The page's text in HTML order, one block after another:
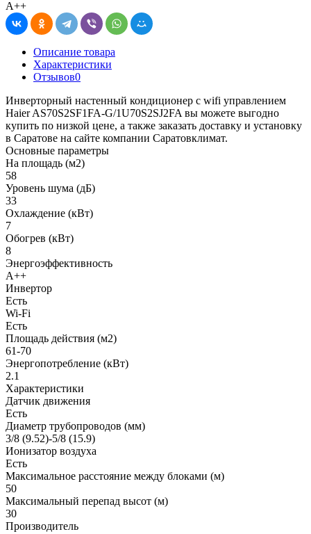
A++
Описание товара
Характеристики
Отзывов0
Инверторный настенный кондиционер с wifi управлением
Haier AS70S2SF1FA-G/1U70S2SJ2FA вы можете выгодно
купить по низкой цене, а также заказать доставку и установку
в Саратове на сайте компании Саратовклимат.
Основные параметры
На площадь (м2)
58
Уровень шума (дБ)
33
Охлаждение (кВт)
7
Обогрев (кВт)
8
Энергоэффективность
A++
Инвертор
Есть
Wi-Fi
Есть
Площадь действия (м2)
61-70
Энергопотребление (кВт)
2.1
Характеристики
Датчик движения
Есть
Диаметр трубопроводов (мм)
3/8 (9.52)-5/8 (15.9)
Ионизатор воздуха
Есть
Максимальное расстояние между блоками (м)
50
Максимальный перепад высот (м)
30
Производитель